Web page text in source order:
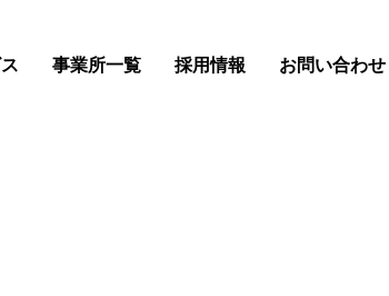
事業所一覧 採用情報 お問い合わせ